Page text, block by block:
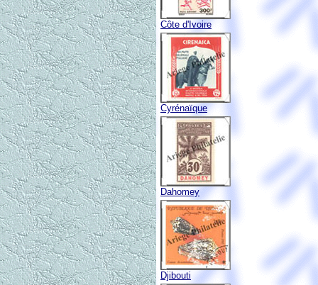
Côte d'Ivoire
Cyrénaïque
Dahomey
Djibouti